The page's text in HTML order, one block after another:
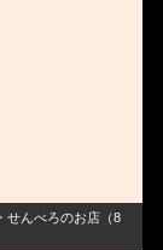
せんべろのお店（8